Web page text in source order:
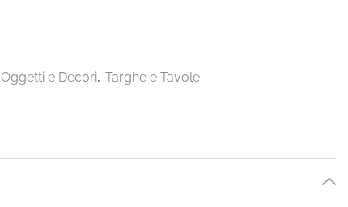
Oggetti e Decori, Targhe e Tavole